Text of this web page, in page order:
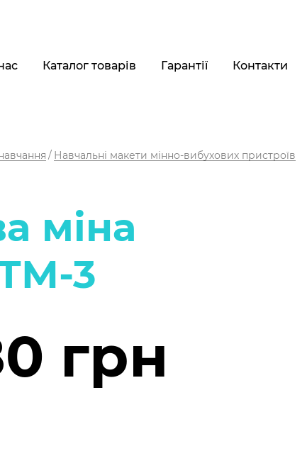
Каталог товарів Гарантії Контакти
Навчальні макети мінно-вибухових пристроїв
міна
3
грн